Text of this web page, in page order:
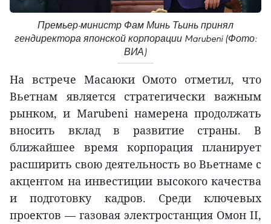
Премьер-министр Фам Минь Тьинь принял
гендиректора японской корпорации Marubeni (Фото:
ВИА)
На встрече Масаюки Омото отметил, что
Вьетнам является стратегически важным
рынком, и Marubeni намерена продолжать
вносить вклад в развитие страны. В
ближайшее время корпорация планирует
расширить свою деятельность во Вьетнаме с
акцентом на инвестиции высокого качества
и подготовку кадров. Среди ключевых
проектов — газовая электростанция Омон II,